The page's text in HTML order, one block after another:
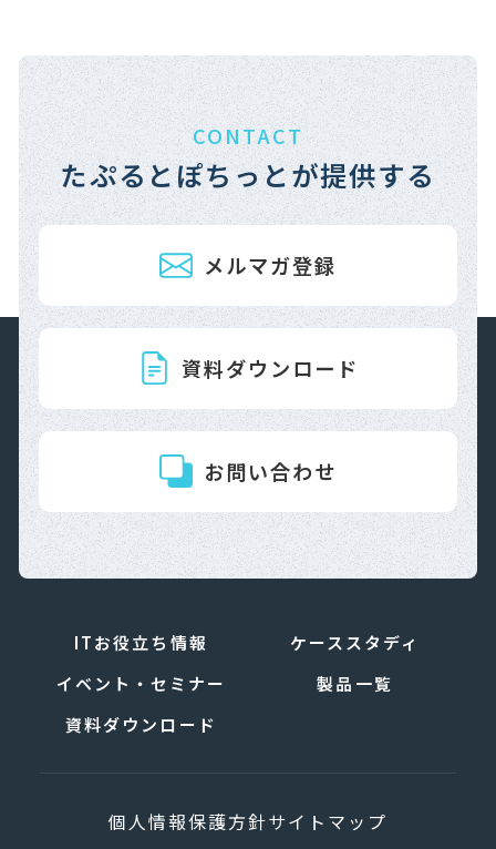
CONTACT
たぷるとぽちっとが提供する
メルマガ登録
資料ダウンロード
お問い合わせ
ITお役立ち情報
ケーススタディ
イベント・セミナー
製品一覧
資料ダウンロード
個人情報保護方針サイトマップ